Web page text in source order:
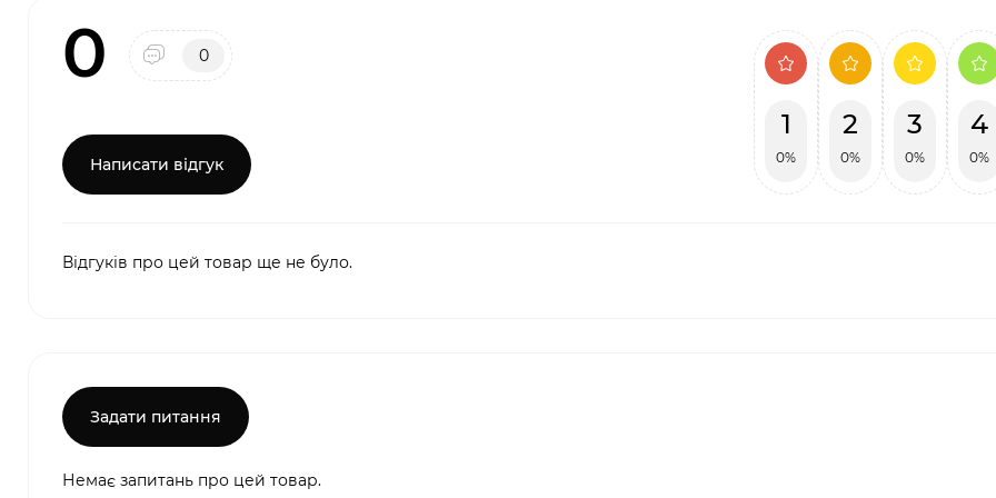
0 0
Написати відгук
1
0%
2
0%
3
0%
4
0%
Відгуків про цей товар ще не було.
Задати питання
Немає запитань про цей товар.